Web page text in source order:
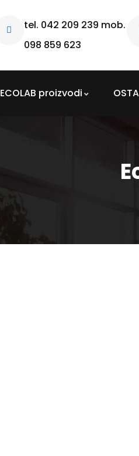
tel. 042 209 239 mob.
098 859 623
ECOLAB proizvodi